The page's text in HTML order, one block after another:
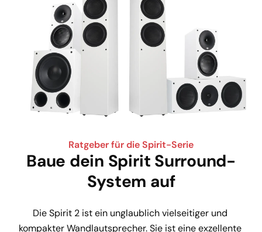
Ratgeber für die Spirit-Serie
Baue dein Spirit Surround-
System auf
Die Spirit 2 ist ein unglaublich vielseitiger und
kompakter Wandlautsprecher. Sie ist eine exzellente